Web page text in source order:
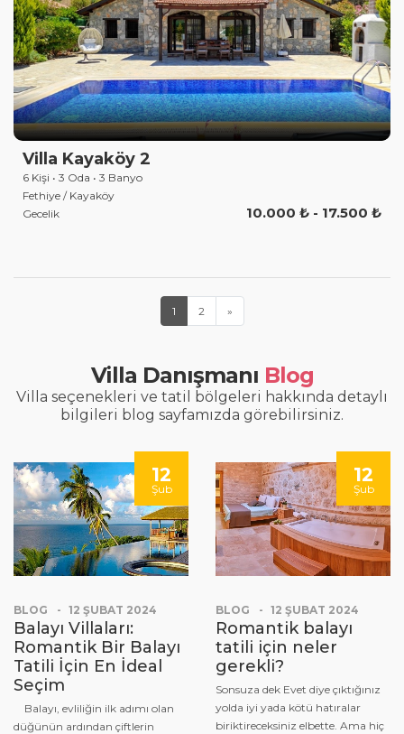
Villa Kayaköy 2
6 Kişi • 3 Oda • 3 Banyo
Fethiye / Kayaköy
Gecelik
10.000 ₺ - 17.500 ₺
1 2 »
Villa Danışmanı Blog
Villa seçenekleri ve tatil bölgeleri hakkında detaylı
bilgileri blog sayfamızda görebilirsiniz.
12
Şub
BLOG 12 ŞUBAT 2024
Balayı Villaları:
Romantik Bir Balayı
Tatili İçin En İdeal
Seçim
Balayı, evliliğin ilk adımı olan
düğünün ardından çiftlerin
12
Şub
BLOG 12 ŞUBAT 2024
Romantik balayı
tatili için neler
gerekli?
Sonsuza dek Evet diye çıktığınız
yolda iyi yada kötü hatıralar
biriktireceksiniz elbette. Ama hiç